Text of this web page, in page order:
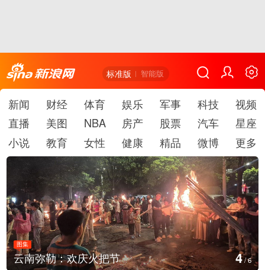
标准版 智能版
新闻 财经 体育 娱乐 军事 科技
视频
直播
美图 NBA 房产 股票 汽车
星座
小说
教育 女性 健康 精品 微博 更多
图集
江西铅山：千灯点亮葛仙村 5/6